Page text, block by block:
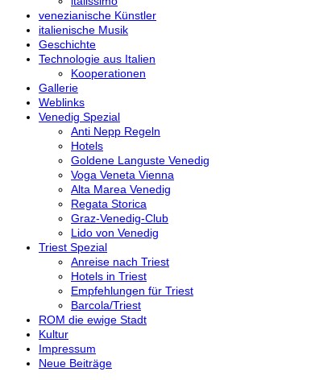
venezianische Künstler
italienische Musik
Geschichte
Technologie aus Italien
Kooperationen
Gallerie
Weblinks
Venedig Spezial
Anti Nepp Regeln
Hotels
Goldene Languste Venedig
Voga Veneta Vienna
Alta Marea Venedig
Regata Storica
Graz-Venedig-Club
Lido von Venedig
Triest Spezial
Anreise nach Triest
Hotels in Triest
Empfehlungen für Triest
Barcola/Triest
ROM die ewige Stadt
Kultur
Impressum
Neue Beiträge